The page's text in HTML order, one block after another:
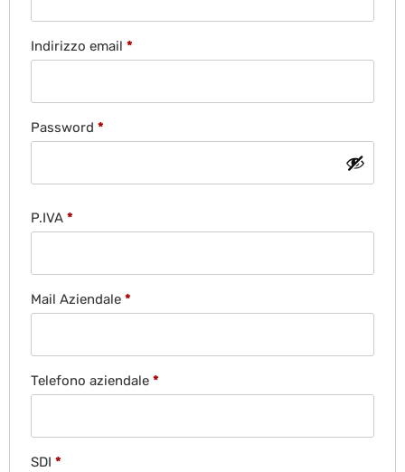
Indirizzo email *
Password *
P.IVA *
Mail Aziendale *
Telefono aziendale *
SDI *